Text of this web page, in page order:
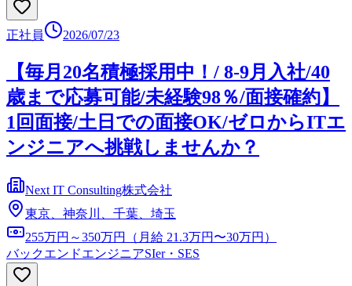
正社員 2026/07/23
【毎月20名積極採用中！/ 8-9月入社/40
歳まで応募可能/未経験98％/面接確約】
1回面接/土日での面接OK/ゼロからITエ
ンジニアへ挑戦しませんか？
Next IT Consulting株式会社
東京、神奈川、千葉、埼玉
255万円～350万円（月給 21.3万円〜30万円）
バックエンドエンジニアSIer・SES